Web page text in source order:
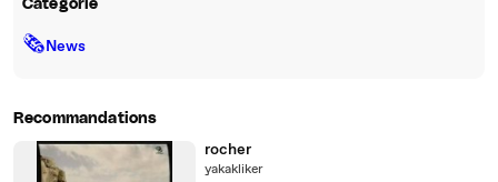
Catégorie
🗞News
Recommandations
rocher
yakakliker